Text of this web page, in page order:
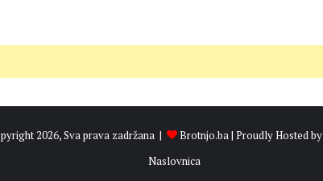
2026, Sva prava zadržana | Brotnjo.ba| Proudly Hosted by
Naslovnica